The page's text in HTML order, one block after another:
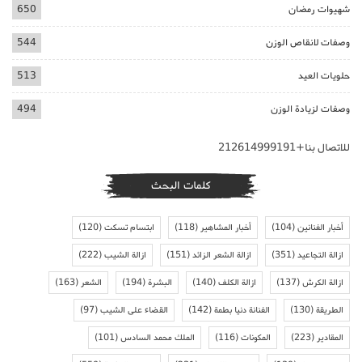
شهيوات رمضان 650
وصفات لانقاص الوزن 544
حلويات العيد 513
وصفات لزيادة الوزن 494
للاتصال بنا+212614999191
كلمات البحث
أخبار الفنانين(104) أخبار المشاهير(118) ابتسام تسكت(120)
ازالة التجاعيد(351) ازالة الشعر الزائد(151) ازالة الشيب(222)
ازالة الكرش(137) ازالة الكلف(140) البشرة(194) الشعر(163)
الطريقة(130) الفنانة دنيا بطمة(142) القضاء على الشيب(97)
المقادير(223) المكونات(116) الملك محمد السادس(101)